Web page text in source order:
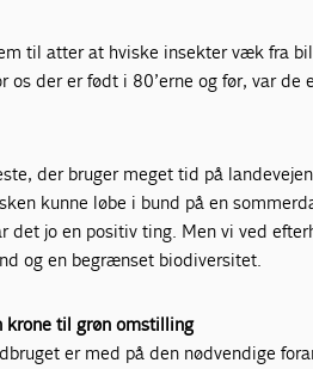
til atter at hviske insekter væk fra
os der er født i 80’erne og før, var
der bruger meget tid på
kunne løbe i bund på en
det jo en positiv ting. Men vi ved
og en begrænset biodiversitet.
krone til grøn omstilling
er med på den nødvendige